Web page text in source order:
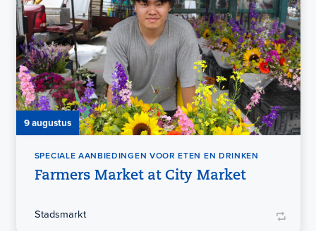
9 augustus
SPECIALE AANBIEDINGEN VOOR ETEN EN DRINKEN
Farmers Market at City Market
Stadsmarkt